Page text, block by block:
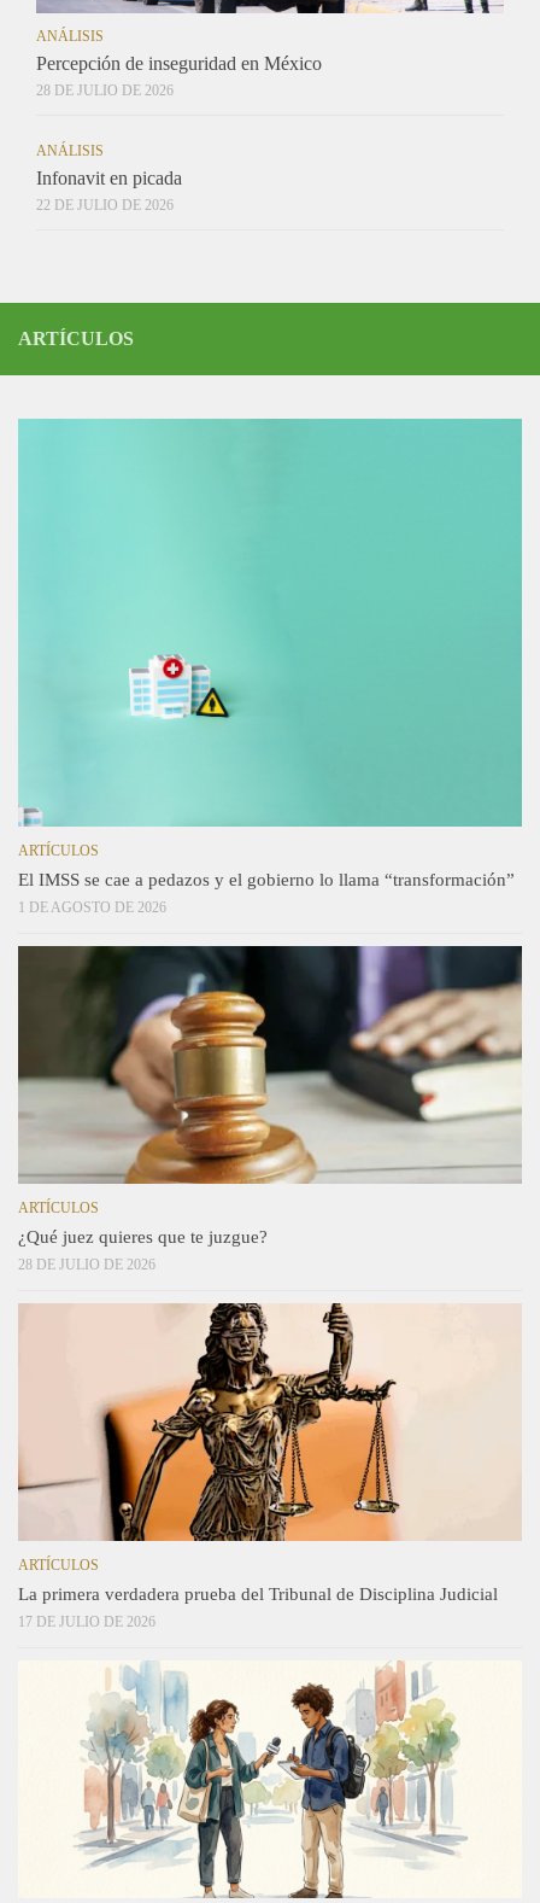
ANÁLISIS
Percepción de inseguridad en México
28 DE JULIO DE 2026
ANÁLISIS
Infonavit en picada
22 DE JULIO DE 2026
ARTÍCULOS
ARTÍCULOS
El IMSS se cae a pedazos y el gobierno lo llama “transformación”
1 DE AGOSTO DE 2026
ARTÍCULOS
¿Qué juez quieres que te juzgue?
28 DE JULIO DE 2026
ARTÍCULOS
La primera verdadera prueba del Tribunal de Disciplina Judicial
17 DE JULIO DE 2026